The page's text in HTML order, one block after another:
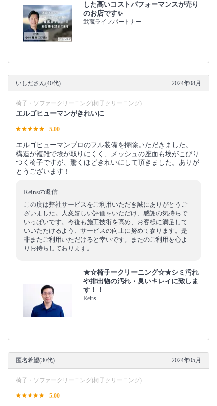
した高いコストパフォーマンスが売り
のお店です✨
武蔵ライフパートナー
いしださん(40代) 2024年08月
椅子・ソファークリーニング(椅子クリーニング)
エルゴヒューマンがきれいに
5.00
エルゴヒューマンプロのフル装備を掃除いただきました。
構造が複雑で埃が取りにくく、メッシュの座面も埃がこびり
つく椅子ですが、驚くほどきれいにして頂きました。ありが
とうございます！
Reinsの返信
この度は弊社サービスをご利用いただき誠にありがとうご
ざいました。大変嬉しい評価をいただけ、感謝の気持ちで
いっぱいです。今後も施工技術を高め、お客様に満足して
いいただけるよう、サービスの向上に努めて参ります。是
非またご利用いただけると幸いです。またのご利用を心よ
りお待ちしております。
★☆椅子ークリーニング☆★シミ汚れ
や排出物の汚れ・臭いキレイに致しま
す！！
Reins
匿名希望(30代) 2024年05月
椅子・ソファークリーニング(椅子クリーニング)
5.00